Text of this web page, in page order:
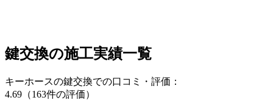
鍵交換の施工実績一覧
キーホースの鍵交換での口コミ・評価：
4.69（163件の評価）